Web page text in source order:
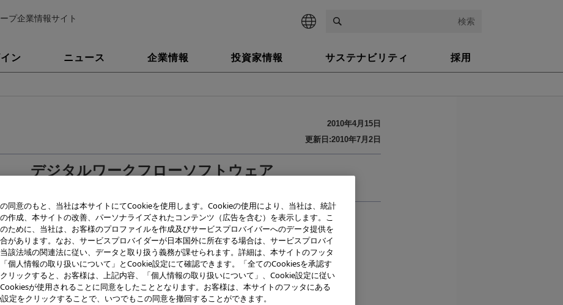
プ企業情報サイト 検索
ン ニュース 企業情報 投資家情報 サステナビリティ 採用
2010年4月15日
更新日:2010年7月2日
デジタルワークフローソフトウェア
同意のもと、当社は本サイトにてCookieを使用します。Cookieの使用により、当社は、統計
作成、本サイトの改善、パーソナライズされたコンテンツ（広告を含む）を表示します。こ
ために、当社は、お客様のプロファイルを作成及びサービスプロバイバーへのデータ提供を
があります。なお、サービスプロバイダーが日本国外に所在する場合は、サービスプロバイ
該法域の関連法に従い、データと取り扱う義務が課せられます。詳細は、本サイトのフッタ
個人情報の取り扱いについて」とCookie設定にて確認できます。「全てのCookiesを承認す
リックすると、お客様は、上記内容、「個人情報の取り扱いについて」、Cookie設定に従い
が使用されることに同意をしたこととなります。お客様は、本サイトのフッタにある
定をクリックすることで、いつでもこの同意を撤回することができます。